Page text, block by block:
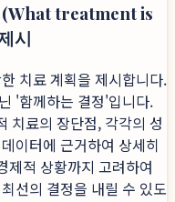
(What treatment is
시
치료 계획을 제시합니다.
'함께하는 결정'입니다.
치료의 장단점, 각각의 성
이터에 근거하여 상세히
제적 상황까지 고려하여
선의 결정을 내릴 수 있도